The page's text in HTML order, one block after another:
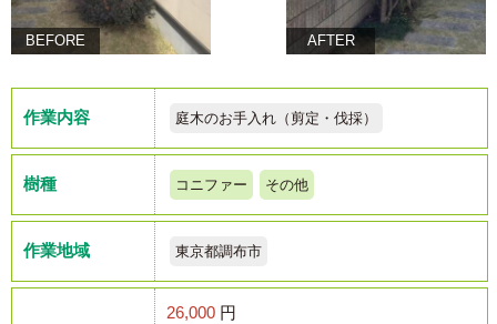
BEFORE AFTER
作業内容 庭木のお手入れ（剪定・伐採）
樹種 コニファー その他
作業地域 東京都調布市
26,000 円